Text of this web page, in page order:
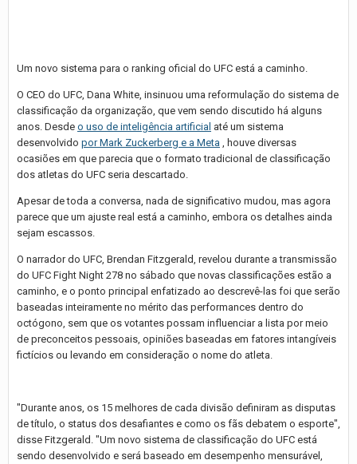
Um novo sistema para o ranking oficial do UFC está a caminho.
O CEO do UFC, Dana White, insinuou uma reformulação do sistema de
classificação da organização, que vem sendo discutido há alguns
anos. Desde o uso de inteligência artificial até um sistema
desenvolvido por Mark Zuckerberg e a Meta
, houve diversas
ocasiões em que parecia que o formato tradicional de classificação
dos atletas do UFC seria descartado.
Apesar de toda a conversa, nada de significativo mudou, mas agora
parece que um ajuste real está a caminho, embora os detalhes ainda
sejam escassos.
O narrador do UFC, Brendan Fitzgerald, revelou durante a transmissão
do UFC Fight Night 278 no sábado que novas classificações estão a
caminho, e o ponto principal enfatizado ao descrevê-las foi que serão
baseadas inteiramente no mérito das performances dentro do
octógono, sem que os votantes possam influenciar a lista por meio
de preconceitos pessoais, opiniões baseadas em fatores intangíveis
fictícios ou levando em consideração o nome do atleta.
"Durante anos, os 15 melhores de cada divisão definiram as disputas
de título, o status dos desafiantes e como os fãs debatem o esporte",
disse Fitzgerald. "Um novo sistema de classificação do UFC está
sendo desenvolvido e será baseado em desempenho mensurável,